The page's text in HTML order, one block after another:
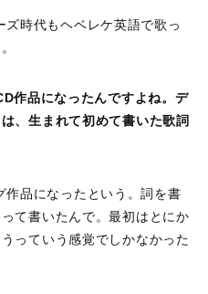
時代もヘベレケ英語で歌っ
作品になったんですよね。デ
、生まれて初めて書いた歌詞
品になったという。詞を書
て書いたんで。最初はとにか
っていう感覚でしかなかった